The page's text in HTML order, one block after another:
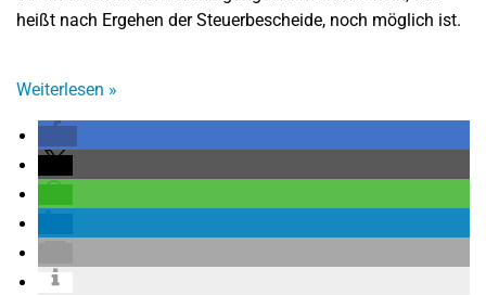
heißt nach Ergehen der Steuerbescheide, noch möglich ist.
Weiterlesen »